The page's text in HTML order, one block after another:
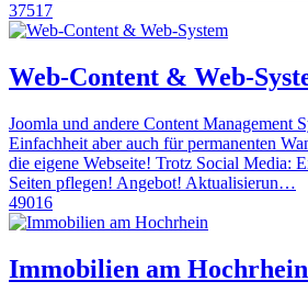
37517
Web-Content & Web-
Joomla und andere Content Management
Einfachheit aber auch für permanenten
die eigene Webseite! Trotz Social Media:
Seiten pflegen! Angebot! Aktualisierun…
49016
Immobilien am Hochrhein